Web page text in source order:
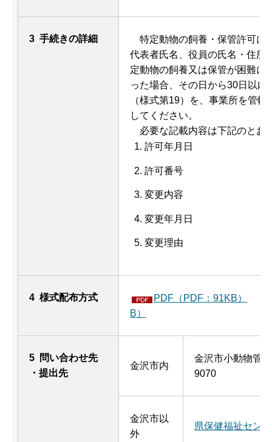
3 手続きの詳細 特定動物の飼養・保管許可に
代表者氏名、役員の氏名・住所
定動物の飼養又は保管が困難に
った場合、その日から30日以
（様式第19）を、事業所を管
してください。
必要な記載内容は下記のとお
許可年月日
許可番号
変更内容
変更年月日
変更理由
4 様式配布方式
PDF（PDF：91KB）
B）
5 問い合わせ先
・提出先
金沢市内
金沢市小動物管
9070
金沢市以
外
県保健福祉セン